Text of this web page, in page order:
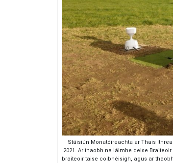
Stáisiún Monatóireachta ar Thais
2021. Ar thaobh na láimhe deise
braiteoir taise coibhéisigh, agus ar